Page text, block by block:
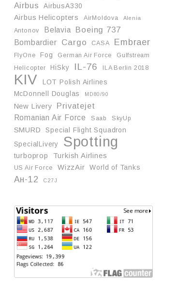
Airbus
AirbusA330
Airbus Helicopters
AirMoldova Alenia
Antonov Belavia Boeing 737
Bombardier Cargo CASA Embraer
FlyOne Fog German Air Force
Gulfstream
Helicopter
HiSky IL-76 ILA Berlin 2018
KIV
LOT Polish Airlines
McDonnell Douglas
MD80/90
New Livery Privatejet
Romanian Air Force Saab SkyUp
SMURD
Special Flight Squadron
SpecialLivery
Spotting
turboprop Turkish Airlines
US Air Force WizzAir World of Tanks
Ан-12 С27J